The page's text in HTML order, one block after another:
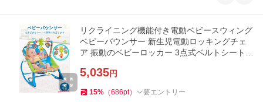
リクライニング機能付き電動ベビースウィング
ベビーバウンサー 新生児電動ロッキングチェ
ア 振動のベビーロッカー 3点式ベルトシート
5,035円
15% （686pt） 要エントリー